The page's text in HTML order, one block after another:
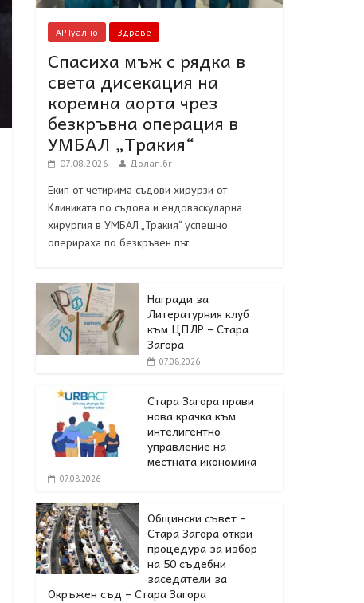
АРТуално Здраве
Спасиха мъж с рядка в
света дисекация на
коремна аорта чрез
безкръвна операция в
УМБАЛ „Тракия“
07.08.2026 Долап.бг
Екип от четирима съдови хирурзи от
Клиниката по съдова и ендоваскуларна
хирургия в УМБАЛ „Тракия“ успешно
оперираха по безкръвен път
Награди за
Литературния клуб
към ЦПЛР – Стара
Загора
07.08.2026
Стара Загора прави
нова крачка към
интелигентно
управление на
местната икономика
07.08.2026
Общински съвет –
Стара Загора откри
процедура за избор
на 50 съдебни
заседатели за
Окръжен съд – Стара Загора